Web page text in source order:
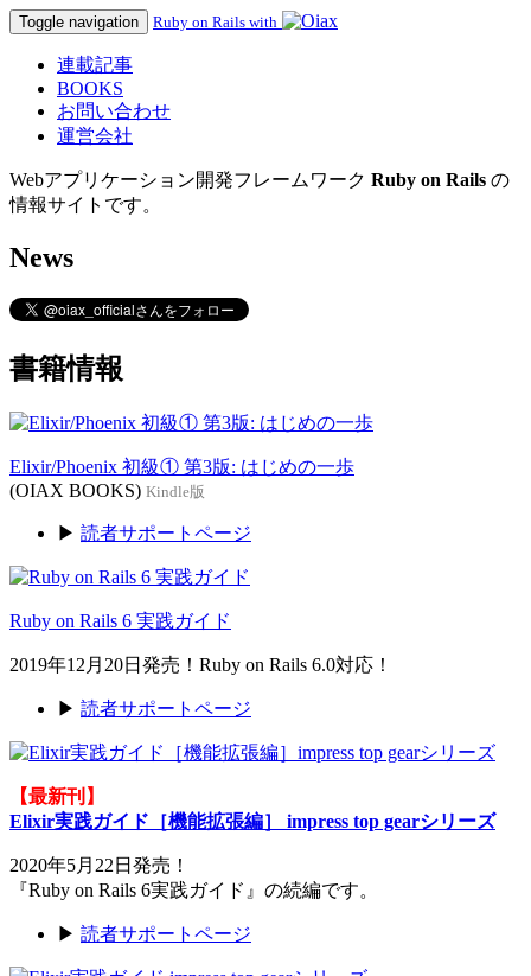
Toggle navigation Ruby on Rails with
連載記事
BOOKS
お問い合わせ
運営会社
Webアプリケーション開発フレームワーク Ruby on Rails の
情報サイトです。
News
書籍情報
Elixir/Phoenix 初級① 第3版: はじめの一歩
(OIAX BOOKS) Kindle版
▶ 読者サポートページ
Ruby on Rails 6 実践ガイド
2019年12月20日発売！Ruby on Rails 6.0対応！
▶ 読者サポートページ
【最新刊】
Elixir実践ガイド［機能拡張編］ impress top gearシリーズ
2020年5月22日発売！
『Ruby on Rails 6実践ガイド』の続編です。
▶ 読者サポートページ